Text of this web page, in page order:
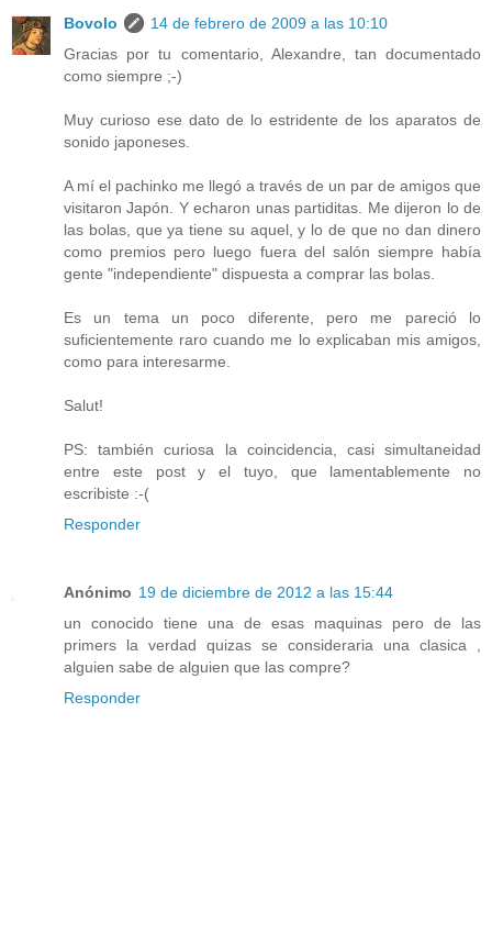
Bovolo
14 de febrero de 2009 a las 10:10
Gracias por tu comentario, Alexandre, tan documentado
como siempre ;-)
Muy curioso ese dato de lo estridente de los aparatos de
sonido japoneses.
A mí el pachinko me llegó a través de un par de amigos que
visitaron Japón. Y echaron unas partiditas. Me dijeron lo de
las bolas, que ya tiene su aquel, y lo de que no dan dinero
como premios pero luego fuera del salón siempre había
gente "independiente" dispuesta a comprar las bolas.
Es un tema un poco diferente, pero me pareció lo
suficientemente raro cuando me lo explicaban mis amigos,
como para interesarme.
Salut!
PS: también curiosa la coincidencia, casi simultaneidad
entre este post y el tuyo, que lamentablemente no
escribiste :-(
Responder
Anónimo 19 de diciembre de 2012 a las 15:44
un conocido tiene una de esas maquinas pero de las
primers la verdad quizas se consideraria una clasica ,
alguien sabe de alguien que las compre?
Responder